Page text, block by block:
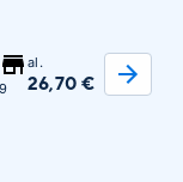
9
al.
26,70 €